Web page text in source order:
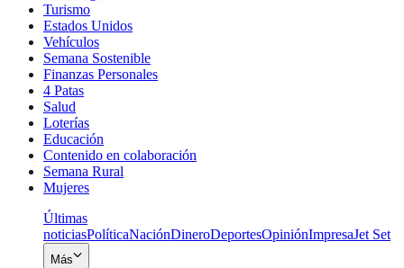
Turismo
Estados Unidos
Vehículos
Semana Sostenible
Finanzas Personales
4 Patas
Salud
Loterías
Educación
Contenido en colaboración
Semana Rural
Mujeres
Últimas
noticiasPolíticaNaciónDineroDeportesOpiniónImpresaJet Set
Más